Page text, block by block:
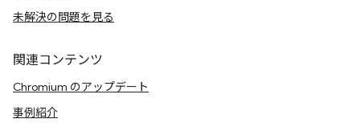
未解決の問題を見る
関連コンテンツ
Chromium のアップデート
事例紹介